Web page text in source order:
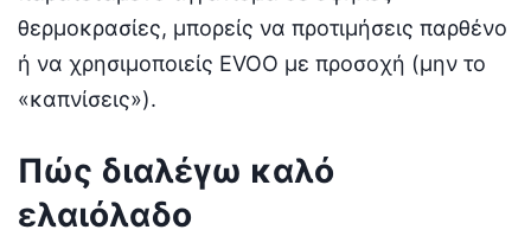
θερμοκρασίες, μπορείς να προτιμήσεις παρθένο
ή να χρησιμοποιείς EVOO με προσοχή (μην το
«καπνίσεις»).
Πώς διαλέγω καλό
ελαιόλαδο